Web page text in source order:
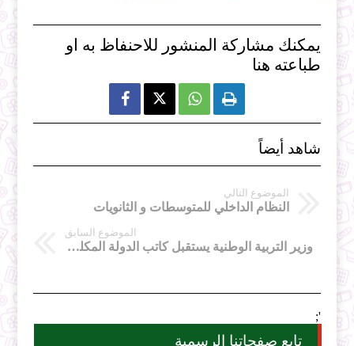
يمكنك مشاركة المنشور للاحنفاظ به او
طباعته هنا
  
شاهد أيضاً
الموضوع التالي
النظام الداخلي للمتوسطات و الثانويات
الموضوع السابق
وزير التربية الوطنية يستقبل كاتب الدولة المكلف بالجالية الوطنية بالخارج لمتابعة التحضيرات النهائية لإطلاق البرنامج الصيفي التربوي لفائدة أبناء الجالية الوطنية
';
تابع صفحاتنا الرسمية